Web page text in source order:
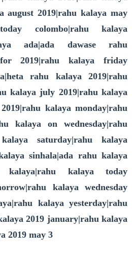
august 2019|rahu kalaya may
colombo|rahu kalaya
ada|ada dawase rahu
2019|rahu kalaya friday
rahu kalaya 2019|rahu
kalaya july 2019|rahu kalaya
kalaya monday|rahu
kalaya on wednesday|rahu
saturday|rahu kalaya
sinhala|ada rahu kalaya
kalaya|rahu kalaya today
kalaya wednesday
kalaya yesterday|rahu
2019 january|rahu kalaya
2019 may 3